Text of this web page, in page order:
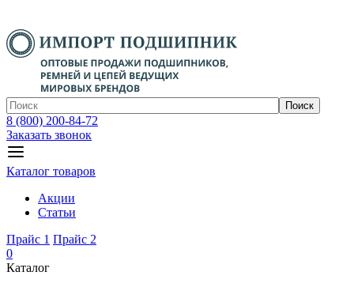
Поиск
8 (800) 200-84-72
Заказать звонок
Каталог товаров
Акции
Статьи
Прайс 1 Прайс 2
0
Каталог